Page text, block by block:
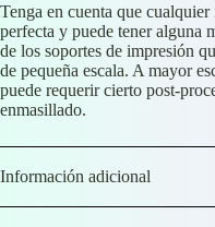
Tenga en cuenta que
perfecta y puede tener alguna
de los soportes de impresión
de pequeña escala. A mayor
puede requerir cierto post-
enmasillado.
Información adicional